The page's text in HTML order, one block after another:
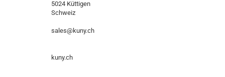
5024 Küttigen
Schweiz
sales@kuny.ch
kuny.ch